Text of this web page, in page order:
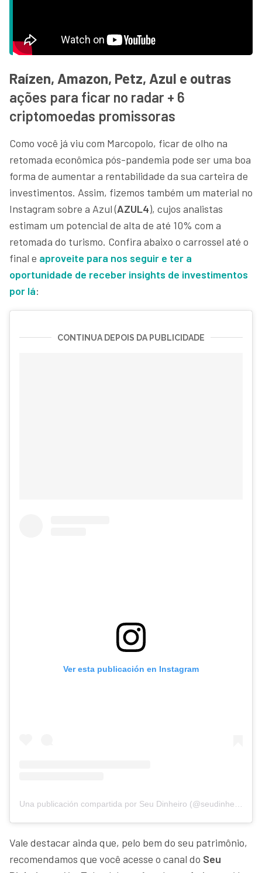
Raízen, Amazon, Petz, Azul e outras
ações para ficar no radar + 6
criptomoedas promissoras
Como você já viu com Marcopolo, ficar de olho na
retomada econômica pós-pandemia pode ser uma boa
forma de aumentar a rentabilidade da sua carteira de
investimentos. Assim, fizemos também um material no
Instagram sobre a Azul (AZUL4), cujos analistas
estimam um potencial de alta de até 10% com a
retomada do turismo. Confira abaixo o carrossel até o
final e aproveite para nos seguir e ter a
oportunidade de receber insights de investimentos
por lá:
CONTINUA DEPOIS DA PUBLICIDADE
Ver esta publicación en Instagram
Vale destacar ainda que, pelo bem do seu patrimônio,
recomendamos que você acesse o canal do Seu